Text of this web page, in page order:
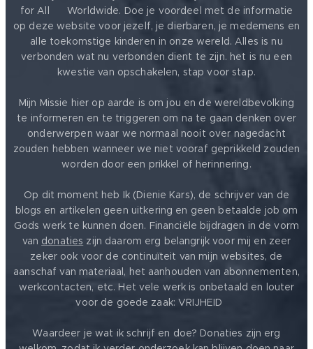
for All ❤️ Worldwide. Doe je voordeel met de informatie
op deze website voor jezelf, je dierbaren, je medemens en
alle toekomstige kinderen in onze wereld. Alles is nu
verbonden wat nu verbonden dient te zijn. het is nu een
kwestie van opschakelen, stap voor stap.
Mijn Missie hier op aarde is om jou en de wereldbevolking
te informeren en te triggeren om na te gaan denken over
onderwerpen waar we normaal nooit over nagedacht
zouden hebben wanneer we niet vooraf geprikkeld zouden
worden door een prikkel of herinnering.
Op dit moment heb Ik (Dienie Kars), de schrijver van de
blogs en artikelen geen uitkering en geen betaalde job om
Gods werk te kunnen doen. Financiële bijdragen in de vorm
van donaties zijn daarom erg belangrijk voor mij en zeer
zeker ook voor de continuïteit van mijn websites, de
aanschaf van materiaal, het aanhouden van abonnementen,
werkcontacten, etc. Het vele werk is onbetaald en louter
voor de goede zaak: VRIJHEID ❤️
Waardeer je wat ik schrijf en doe? Donaties zijn erg